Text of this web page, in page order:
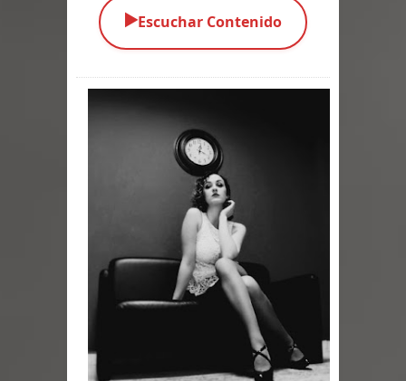
Parte 01: Escondido a Plena Luz
Parte 02: El Enemigo de mi Enemigo
Parte 06: Coletazos
Parte 05: Los Horrores del Infierno
Parte 04: Oídos Sordos
Parte 02: Vuelve el Hijo Prodigo
▶️Escuchar Contenido